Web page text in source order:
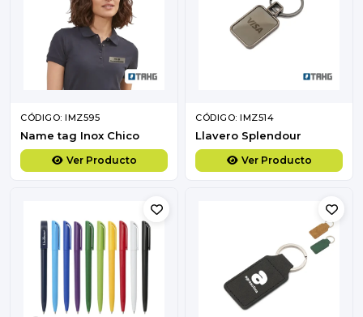
CÓDIGO: IMZ595
Name tag Inox Chico
Ver Producto
CÓDIGO: IMZ514
Llavero Splendour
Ver Producto